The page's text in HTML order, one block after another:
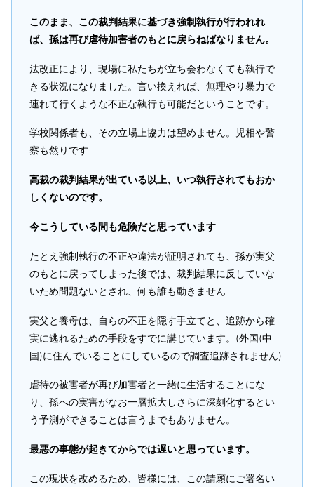
このまま、この裁判結果に基づき強制執行が行われれ
ば、孫は再び虐待加害者のもとに戻らねばなりません。
法改正により、現場に私たちが立ち会わなくても執行で
きる状況になりました。言い換えれば、無理やり暴力で
連れて行くような不正な執行も可能だということです。
学校関係者も、その立場上協力は望めません。児相や警
察も然りです
高裁の裁判結果が出ている以上、いつ執行されてもおか
しくないのです。
今こうしている間も危険だと思っています
たとえ強制執行の不正や違法が証明されても、孫が実父
のもとに戻ってしまった後では、裁判結果に反していな
いため問題ないとされ、何も誰も動きません
実父と養母は、自らの不正を隠す手立てと、追跡から確
実に逃れるための手段をすでに講じています。(外国(中
国)に住んでいることにしているので調査追跡されません)
虐待の被害者が再び加害者と一緒に生活することにな
り、孫への実害がなお一層拡大しさらに深刻化するとい
う予測ができることは言うまでもありません。
最悪の事態が起きてからでは遅いと思っています。
この現状を改めるため、皆様には、この請願にご署名い